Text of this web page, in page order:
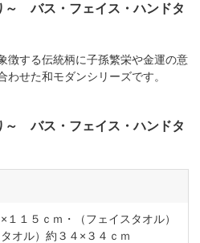
～ バス・フェイス・ハンドタ
徴する伝統柄に子孫繁栄や金運の意
せた和モダンシリーズです。
～ バス・フェイス・ハンドタ
１５ｃｍ・（フェイスタオル）
オル）約３４×３４ｃｍ